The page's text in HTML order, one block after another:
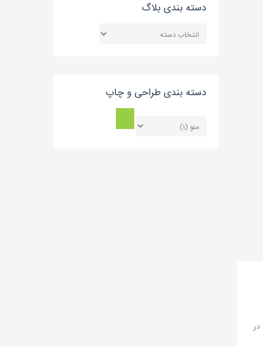
فاصله ۲۱ کیلومتری جنوب‌غرب شهر گناباد و ۱۰ کیلومتری غرب شهر کاخک، در نزدیکی روستای زیبد قرار دارد. در تاریخ ۱۱ دی‌ماه ۱۳۸۰، قلعه زیبد به شماره ۴۵۷۷ در
دسته بندی بلاگ
بندی
دسته بندی طراحی و چاپ